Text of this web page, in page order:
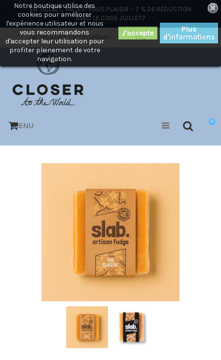
EN JUILLET, FAITES-VOUS PLAISIR – 7 % DE RÉDUCTION
AVEC LE CODE JUILLET7
×
Mon compte
Blog
J'ai reçu une carte cadeau
0
MENU
Notre boutique utilise des
cookies pour améliorer
l'expérience utilisateur et nous
vous recommandons
d'accepter leur utilisation pour
profiter pleinement de votre
navigation.
Plus
d'informations